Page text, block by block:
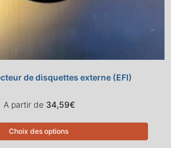
de disquettes externe (EFI)
A partir de 34,59€
Choix des options